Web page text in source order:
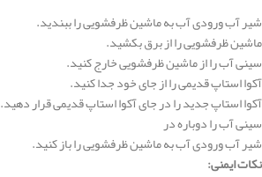
شیر آب ورودی آب به ماشین ظرفشویی را ببندید.
ماشین ظرفشویی را از برق بکشید.
سینی آب را از ماشین ظرفشویی خارج کنید.
آکوا استاپ قدیمی را از جای خود جدا کنید.
آکوا استاپ جدید را در جای آکوا استاپ قدیمی قرار دهید.
سینی آب را دوباره در
شیر آب ورودی آب به ماشین ظرفشویی را باز کنید.
نکات ایمنی: